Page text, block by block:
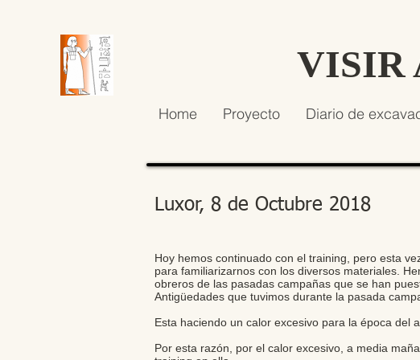
VISIR
Home Proyecto Diario de
Luxor, 8 de Octubre 2018
Hoy hemos continuado con el training, pero esta
para familiarizarnos con los diversos materiales.
obreros de las pasadas campañas que se han
Antigüedades que tuvimos durante la pasada
Esta haciendo un calor excesivo para la época del
Por esta razón, por el calor excesivo, a media